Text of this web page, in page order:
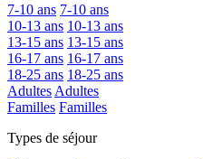
7-10 ans 7-10 ans
10-13 ans 10-13 ans
13-15 ans 13-15 ans
16-17 ans 16-17 ans
18-25 ans 18-25 ans
Adultes Adultes
Familles Familles
Types de séjour